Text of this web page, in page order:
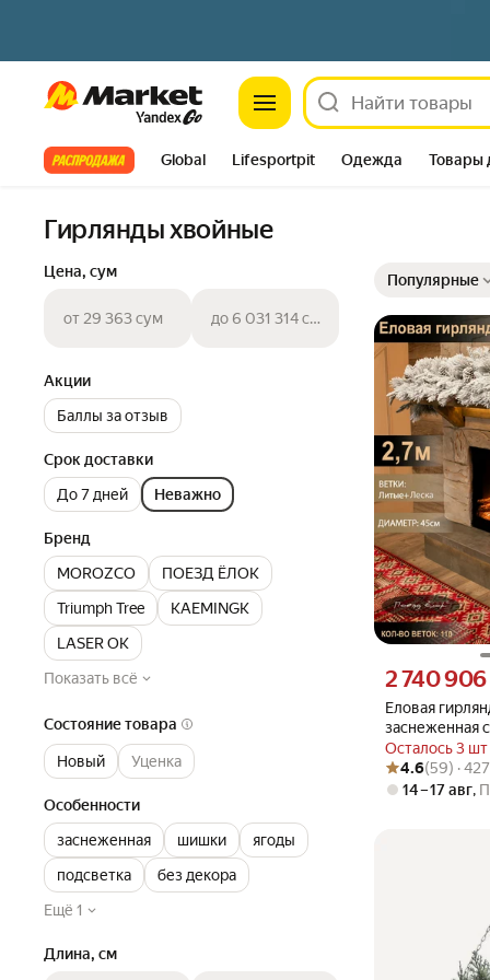
Market
Все хиты Global Lifesportpit Одежда Товары
Гирлянды хвойные
Цена, сум
от 29 363 сум до 6 031 314 сум
Акции
Баллы за отзыв
Срок доставки
До 7 дней
Неважно
Бренд
MOROZCO
ПОЕЗД ЁЛОК
Triumph Tree
KAEMINGK
LASER OK
Показать всё
Состояние товара
Новый Уценка
Особенности
заснеженная
шишки
ягоды
подсветка
без декора
Ещё 1
Длина, см
Популярные
Еловая
заснеженная
литая+леска
украшение
дверь или
Осталось 3 шт
Цена 2740906
2 740 906
Рейтинг товара:
Оценок: (59) ·
4.6(59) ·
14 – 17 авг,